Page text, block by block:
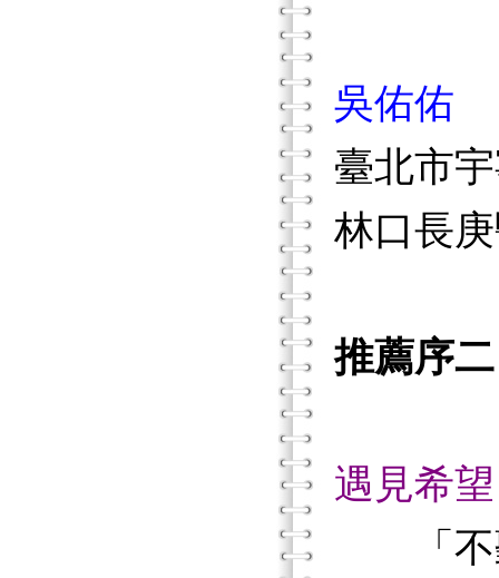
吳佑佑
臺北市
林口長
推薦序二
遇見希望
「